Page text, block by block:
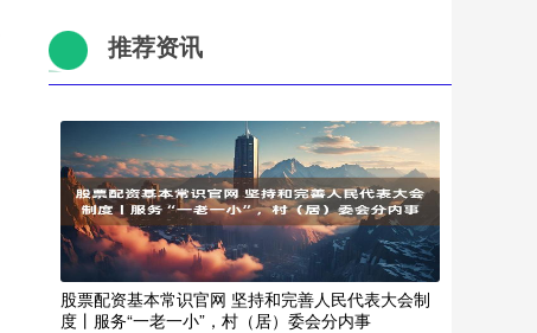
推荐资讯
股票配资基本常识官网 坚持和完善人民代表大会制
度丨服务“一老一小”，村（居）委会分内事